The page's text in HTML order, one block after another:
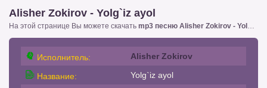
Alisher Zokirov - Yolg`iz ayol
На этой странице Вы можете скачать mp3 песню Alisher Zokirov - Yolg`iz ayol
Исполнитель: Alisher Zokirov
Название: Yolg`iz ayol